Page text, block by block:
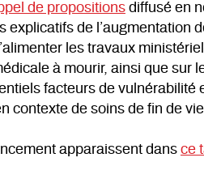
de propositionsdiffusé en
explicatifs de l’augmentation
les travaux
à mourir, ainsi que
facteurs de vulnérabilité
contexte de soins de fin de
apparaissent dans ce